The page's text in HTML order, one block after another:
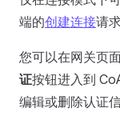
端的创建连接请
您可以在网关页
证按钮进入到
编辑或删除认证信